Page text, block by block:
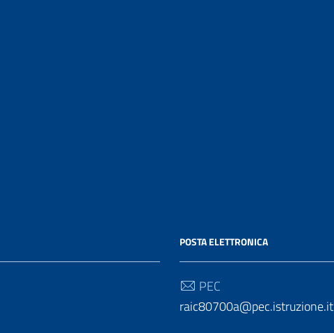
POSTA ELETTRONICA
PEC
raic80700a@pec.istruzione.it